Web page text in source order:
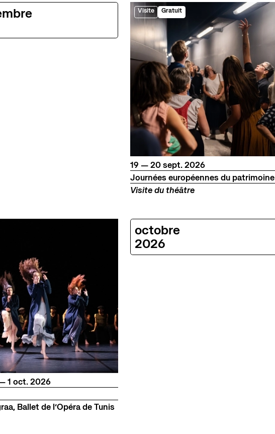
Visite Gratuit
du
19 —au
20 septembre
sept. 2026
Journées européennes du patrimoine
Visite du théâtre
au
1 octobre
oct. 2026
Ballet de l’Opéra de Tunis
octobre
2026
Créations Made in Annecy
Programmes internationaux